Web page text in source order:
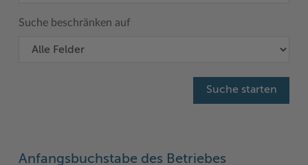
Suche beschränken auf
Anfangsbuchstabe des Betriebes